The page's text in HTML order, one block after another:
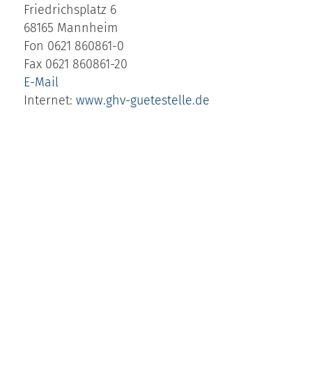
Friedrichsplatz 6
68165 Mannheim
Fon 0621 860861-0
Fax 0621 860861-20
E-Mail
Internet:www.ghv-guetestelle.de